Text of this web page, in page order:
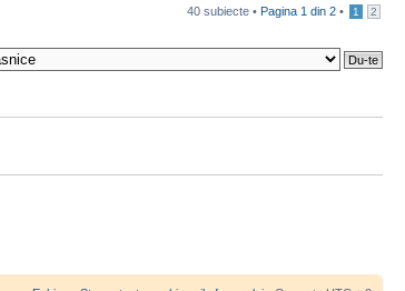
40 subiecte • Pagina 1 din 2 • 1 2